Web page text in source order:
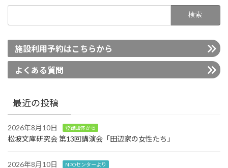
の
ペ
ー
ジ
送
施設利用予約はこちらから
よくある質問
最近の投稿
2026年8月10日 登録団体から
松坡文庫研究会 第13回講演会「田辺家の女性たち」
2026年8月10日 NPOセンターより